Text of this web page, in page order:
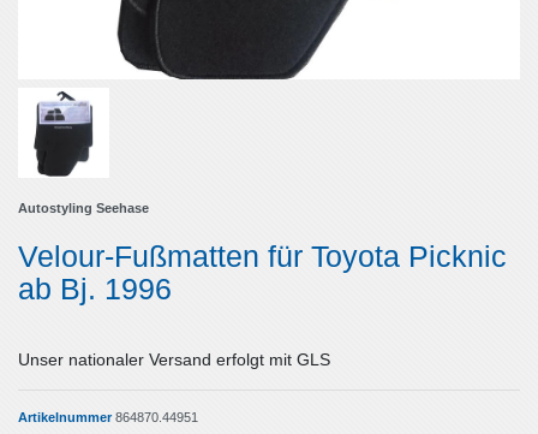
Autostyling Seehase
Velour-Fußmatten für Toyota Picknic
ab Bj. 1996
Unser nationaler Versand erfolgt mit GLS
Artikelnummer864870.44951